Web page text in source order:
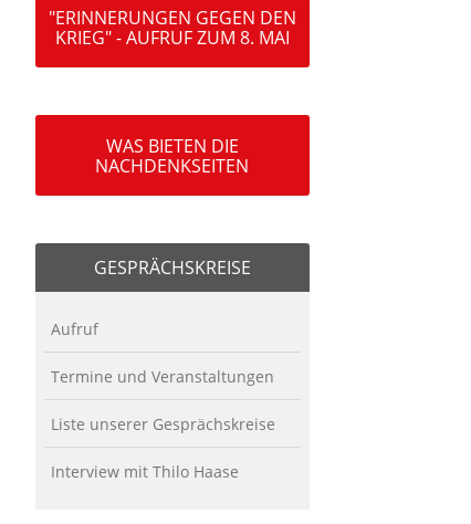
"ERINNERUNGEN GEGEN DEN
KRIEG" - AUFRUF ZUM 8. MAI
WAS BIETEN DIE
NACHDENKSEITEN
GESPRÄCHSKREISE
Aufruf
Termine und Veranstaltungen
Liste unserer Gesprächskreise
Interview mit Thilo Haase